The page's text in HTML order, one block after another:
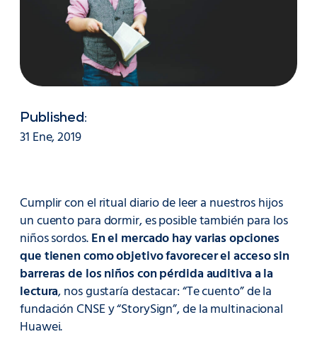
Published:
31 Ene, 2019
Cumplir con el ritual diario de leer a nuestros hijos
un cuento para dormir, es posible también para los
niños sordos.En el mercado hay varias opciones
que tienen como objetivo favorecer el acceso sin
barreras de los niños con pérdida auditiva a la
lectura, nos gustaría destacar: “Te cuento” de la
fundación CNSE y “StorySign”, de la multinacional
Huawei.